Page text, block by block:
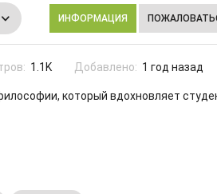
ИНФОРМАЦИЯ
1.1K Добавлено: 1 год назад
который вдохновляет